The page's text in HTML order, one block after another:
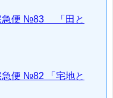
急便 №83 「田と
急便 №82 「宅地と